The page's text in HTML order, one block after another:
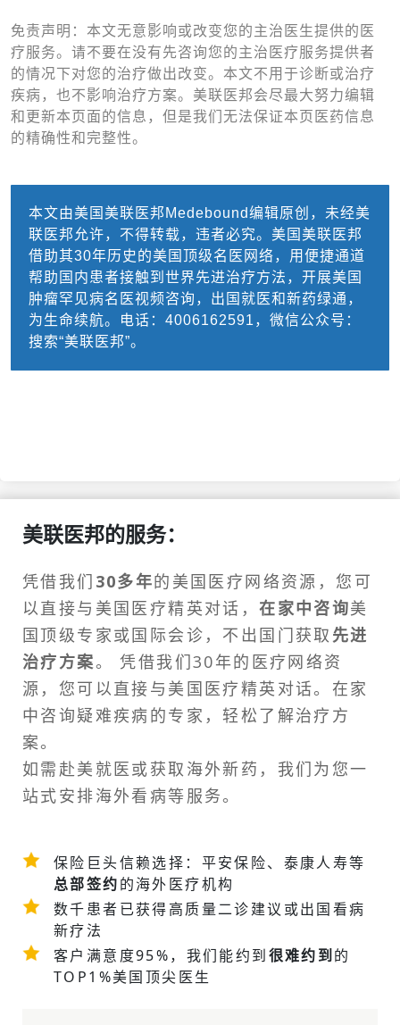
免责声明：本文无意影响或改变您的主治医生提供的医
疗服务。请不要在没有先咨询您的主治医疗服务提供者
的情况下对您的治疗做出改变。本文不用于诊断或治疗
疾病，也不影响治疗方案。美联医邦会尽最大努力编辑
和更新本页面的信息，但是我们无法保证本页医药信息
的精确性和完整性。
本文由美国美联医邦Medebound编辑原创，未经美
联医邦允许，不得转载，违者必究。美国美联医邦
借助其30年历史的美国顶级名医网络，用便捷通道
帮助国内患者接触到世界先进治疗方法，开展美国
肿瘤罕见病名医视频咨询，出国就医和新药绿通，
为生命续航。电话：4006162591，微信公众号：
搜索“美联医邦”。
美联医邦的服务：
凭借我们 30多年的美国医疗网络资源，您可
以直接与美国医疗精英对话，在家中咨询美
国顶级专家或国际会诊 ，不出国门获取 先进
治疗方案。 凭借我们30年的医疗网络资
源，您可以直接与美国医疗精英对话。在家
中咨询疑难疾病的专家，轻松了解治疗方
案。
如需 赴美就医或获取海外新药，我们为您一
站式安排海外看病等服务。
保险巨头信赖选择：平安保险、泰康人寿等
总部签约的海外医疗机构
数千患者已获得高质量二诊建议或出国看病
新疗法
客户满意度95%，我们能约到很难约到的
TOP1%美国顶尖医生